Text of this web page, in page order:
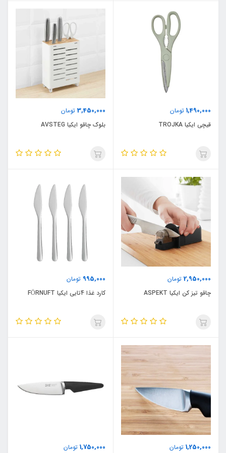
1,490,000 تومان
قیچی ایکیا TROJKA
3,450,000 تومان
بلوک چاقو ایکیا AVSTEG
2,950,000 تومان
چاقو تیز کن ایکیا ASPEKT
995,000 تومان
کارد غذا 4تایی ایکیا FÖRNUFT
1,250,000 تومان
1,750,000 تومان